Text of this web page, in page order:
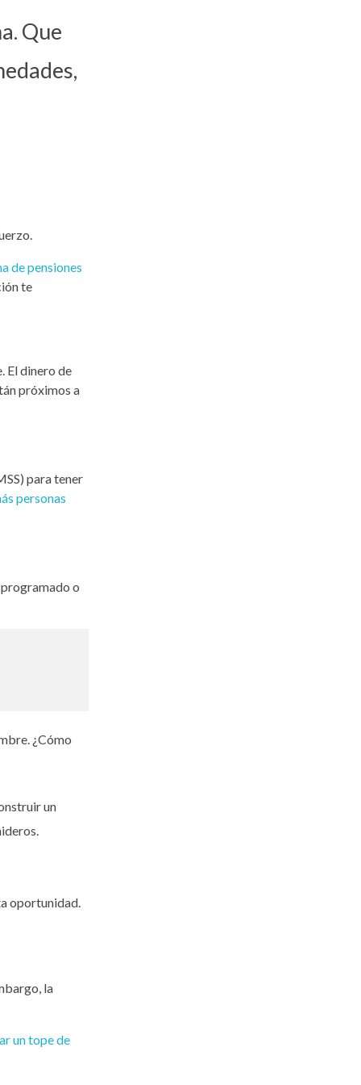
Que
de pensiones
te
El dinero de
próximos a
para tener
personas
o
¿Cómo
un
oportunidad.
la
un tope de